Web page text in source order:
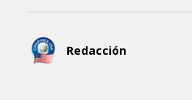
Redacción